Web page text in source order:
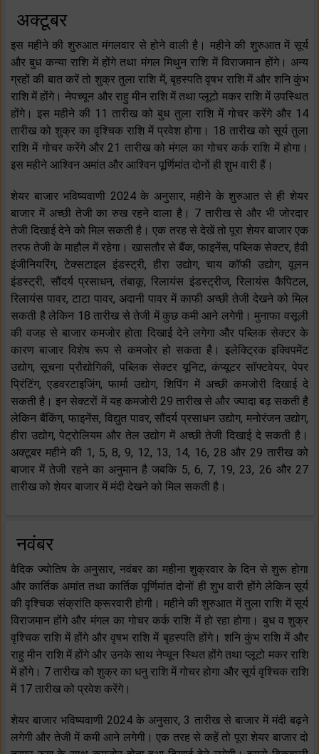
अक्टूबर
इस महीने की शुरुआत मंगलवार से होने वाली है। महीने की शुरुआत में सूर्य
और बुध कन्या राशि में होंगे तथा मंगल मिथुन राशि में विराजमान होंगे। अन्य
ग्रहों की बात करें तो शुक्र तुला राशि में, बृहस्पति वृषभ राशि में और शनि कुंभ
राशि में होंगे। नेपच्यून और राहु मीन राशि में तथा प्लूटो मकर राशि में उपस्थित
होंगे। इस महीने की 11 तारीख को बुध तुला राशि में गोचर करेंगे और 14
तारीख को शुक्र का वृश्चिक राशि में प्रवेश होगा। 18 तारीख को सूर्य तुला
राशि में गोचर करेंगे और 21 तारीख को मंगल का गोचर कर्क राशि में होगा।
इस महीने आश्विन अमांत और आश्विन पूर्णिमांत दोनों ही शुभ वारी हैं।
शेयर बाजार भविष्यवाणी 2024 के अनुसार, महीने के शुरुआत से ही शेयर
बाजार में अच्छी तेजी का रुख रहने वाला है। 7 तारीख से और भी जोरदार
तेजी दिखाई देने को मिल सकती है। एक तरह से देखें तो पूरा शेयर बाजार एक
तरफ तेजी के माहौल में रहेगा। खासतौर से बैंक, फाइनेंस, पब्लिक सेक्टर, हैवी
इंजीनियरिंग, टेक्सटाइल इंडस्ट्री, हीरा उद्योग, चाय कॉफी उद्योग, वूलन
इंडस्ट्री, सौंदर्य प्रसाधन, तंबाकू, रिलायंस इंडस्ट्रीज, रिलायंस कैपिटल,
रिलायंस पावर, टाटा पावर, अदानी पावर में काफी अच्छी तेजी देखने को मिल
सकती है लेकिन 18 तारीख से तेजी में कुछ कमी आने लगेगी। मुनाफा वसूली
की वजह से बाजार कमजोर होता दिखाई देने लगेगा और पब्लिक सेक्टर के
कारण बाजार विशेष रूप से कमजोर हो सकता है। इलेक्ट्रिक इक्विपमेंट
उद्योग, सूचना प्रौद्योगिकी, पब्लिक सेक्टर यूनिट, कंप्यूटर सॉफ्टवेयर, पेपर
प्रिंटिंग, एडवरटाइजिंग, फार्मा उद्योग, शिपिंग में अच्छी कमजोरी दिखाई दे
सकती है। इन सेक्टरों में यह कमजोरी 29 तारीख से और ज्यादा बढ़ सकती है
लेकिन बैंकिंग, फाइनेंस, विद्युत पावर, सौंदर्य प्रसाधन उद्योग, मनोरंजन उद्योग,
हीरा उद्योग, पेट्रोलियम और तेल उद्योग में अच्छी तेजी दिखाई दे सकती है।
अक्टूबर महीने की 1, 5, 8, 9, 12, 13, 14, 16, 28 और 29 तारीख को
बाजार में तेजी रहने का अनुमान है जबकि 5, 6, 7, 19, 23, 26 और 27
तारीख को शेयर बाजार में मंदी देखने को मिल सकती है।
नवंबर
वैदिक ज्योतिष के अनुसार, नवंबर का महीना शुक्रवार के दिन से शुरू होगा
और कार्तिक अमांत तथा कार्तिक पूर्णिमांत दोनों ही शुभ वारी होंगे लेकिन सूर्य
की वृश्चिक संक्रांति क्रूरवारी होगी। महीने की शुरुआत में तुला राशि में सूर्य
विराजमान होंगे और मंगल का गोचर कर्क राशि में हो रहा होगा। बुध व शुक्र
वृश्चिक राशि में होंगे और वृषभ राशि में बृहस्पति होंगे। शनि कुंभ राशि में और
राहु मीन राशि में होंगे और उनके साथ नेप्चून स्थित होंगे तथा प्लूटो मकर राशि
में होंगे। 7 तारीख को शुक्र का धनु राशि में गोचर होगा और सूर्य वृश्चिक राशि
में 17 तारीख को प्रवेश करेंगे।
शेयर बाजार भविष्यवाणी 2024 के अनुसार, 3 तारीख से बाजार में मंदी बढ़ने
लगेगी और तेजी में कमी आने लगेगी। एक तरह से कहें तो पूरा शेयर बाजार दो